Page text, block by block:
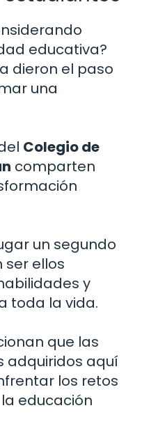
educativa?
dieron el paso
una
Colegio de
comparten
un segundo
ellos
y
toda la vida.
que las
adquiridos aquí
los retos
educación